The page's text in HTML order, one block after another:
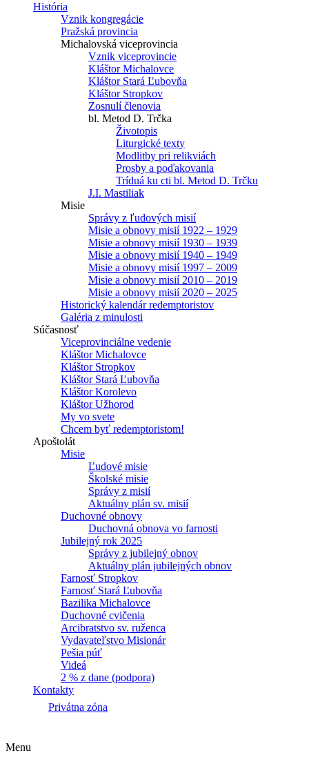
História
Vznik kongregácie
Pražská provincia
Michalovská viceprovincia
Vznik viceprovincie
Kláštor Michalovce
Kláštor Stará Ľubovňa
Kláštor Stropkov
Zosnulí členovia
bl. Metod D. Trčka
Životopis
Liturgické texty
Modlitby pri relikviách
Prosby a poďakovania
Tríduá ku cti bl. Metod D. Trčku
J.I. Mastiliak
Misie
Správy z ľudových misií
Misie a obnovy misií 1922 – 1929
Misie a obnovy misií 1930 – 1939
Misie a obnovy misií 1940 – 1949
Misie a obnovy misií 1997 – 2009
Misie a obnovy misií 2010 – 2019
Misie a obnovy misií 2020 – 2025
Historický kalendár redemptoristov
Galéria z minulosti
Súčasnosť
Viceprovinciálne vedenie
Kláštor Michalovce
Kláštor Stropkov
Kláštor Stará Ľubovňa
Kláštor Korolevo
Kláštor Užhorod
My vo svete
Chcem byť redemptoristom!
Apoštolát
Misie
Ľudové misie
Školské misie
Správy z misií
Aktuálny plán sv. misií
Duchovné obnovy
Duchovná obnova vo farnosti
Jubilejný rok 2025
Správy z jubilejný obnov
Aktuálny plán jubilejných obnov
Farnosť Stropkov
Farnosť Stará Ľubovňa
Bazilika Michalovce
Duchovné cvičenia
Arcibratstvo sv. ruženca
Vydavateľstvo Misionár
Pešia púť
Videá
2 % z dane (podpora)
Kontakty
Privátna zóna
Menu